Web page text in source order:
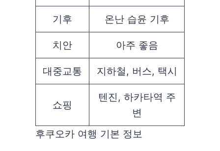
기후 온난 습윤 기후
치안 아주 좋음
대중교통 지하철, 버스, 택시
쇼핑
텐진, 하카타역 주
변
후쿠오카 여행 기본 정보